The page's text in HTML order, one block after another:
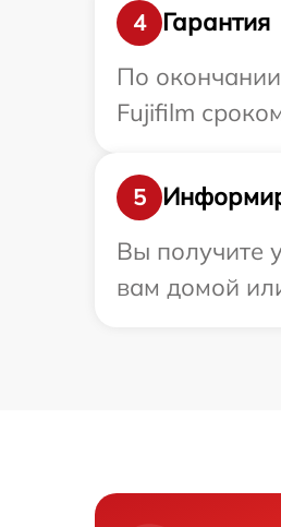
4
Гарантия
По
Fujifilm
5
Вы получите
вам домой